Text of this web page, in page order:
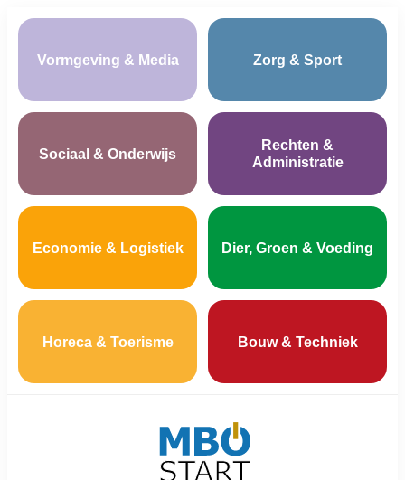
Vormgeving & Media Zorg & Sport
Sociaal & Onderwijs
Rechten &
Administratie
Economie & Logistiek Dier, Groen & Voeding
Horeca & Toerisme Bouw & Techniek